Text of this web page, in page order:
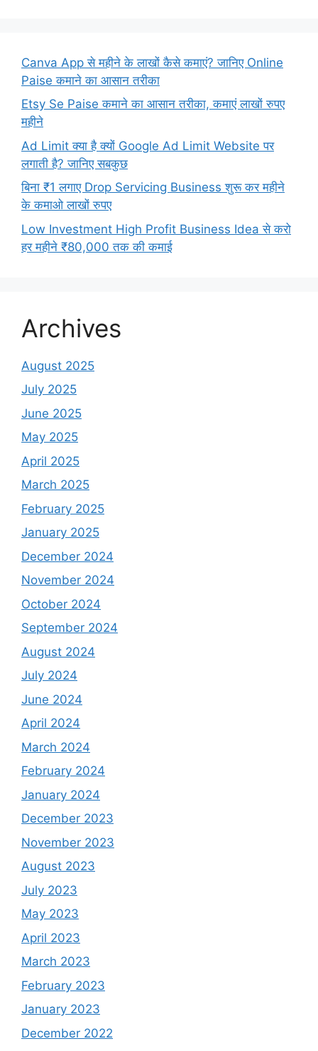
Canva App से महीने के लाखों कैसे कमाएं? जानिए Online
Paise कमाने का आसान तरीका
Etsy Se Paise कमाने का आसान तरीका, कमाएं लाखों रुपए
महीने
Ad Limit क्या है क्यों Google Ad Limit Website पर
लगाती है? जानिए सबकुछ
बिना ₹1 लगाए Drop Servicing Business शुरू कर महीने
के कमाओ लाखों रुपए
Low Investment High Profit Business Idea से करो
हर महीने ₹80,000 तक की कमाई
Archives
August 2025
July 2025
June 2025
May 2025
April 2025
March 2025
February 2025
January 2025
December 2024
November 2024
October 2024
September 2024
August 2024
July 2024
June 2024
April 2024
March 2024
February 2024
January 2024
December 2023
November 2023
August 2023
July 2023
May 2023
April 2023
March 2023
February 2023
January 2023
December 2022